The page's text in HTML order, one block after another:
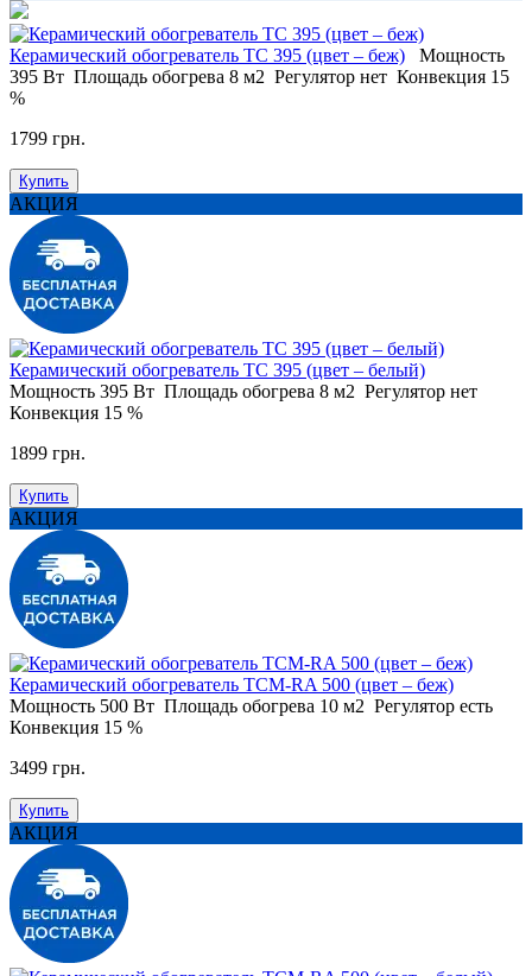
Керамический обогреватель ТС 395 (цвет – беж)
Мощность
395 Вт Площадь обогрева 8 м2 Регулятор нет Конвекция 15
%
1799 грн.
Купить
АКЦИЯ
Керамический обогреватель ТС 395 (цвет – белый)
Мощность 395 Вт Площадь обогрева 8 м2 Регулятор нет
Конвекция 15 %
1899 грн.
Купить
АКЦИЯ
Керамический обогреватель ТСM-RA 500 (цвет – беж)
Мощность 500 Вт Площадь обогрева 10 м2 Регулятор есть
Конвекция 15 %
3499 грн.
Купить
АКЦИЯ